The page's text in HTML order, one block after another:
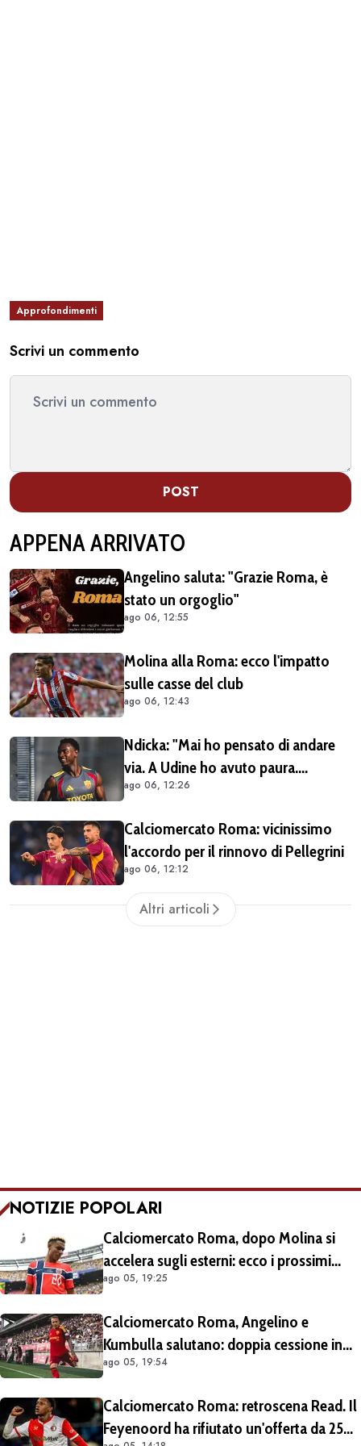
Approfondimenti
Scrivi un commento
POST
APPENA ARRIVATO
Angelino saluta: "Grazie Roma, è
stato un orgoglio"
ago 06, 12:55
Molina alla Roma: ecco l'impatto
sulle casse del club
ago 06, 12:43
Ndicka: "Mai ho pensato di andare
via. A Udine ho avuto paura.
Pellegrini? Lo aspettiamo a braccia
ago 06, 12:26
Calciomercato Roma: vicinissimo
l'accordo per il rinnovo di Pellegrini
ago 06, 12:12
Altri articoli
NOTIZIE POPOLARI
Calciomercato Roma, dopo Molina si
accelera sugli esterni: ecco i prossimi
obiettivi
ago 05, 19:25
Calciomercato Roma, Angelino e
Kumbulla salutano: doppia cessione in
Spagna
ago 05, 19:54
Calciomercato Roma: retroscena Read. Il
Feyenoord ha rifiutato un'offerta da 25